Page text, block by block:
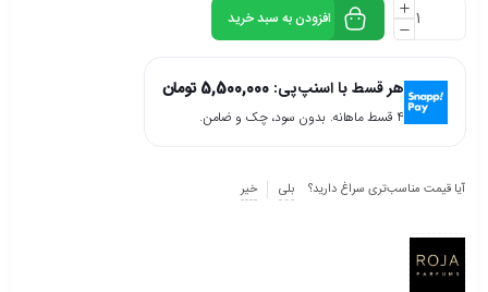
افزودن به سبد خرید
هر قسط با اسنپ‌پی: 5,500,000 تومان
۴ قسط ماهانه. بدون سود، چک و ضامن.
آیا قیمت مناسب‌تری سراغ دارید؟ بلی خیر